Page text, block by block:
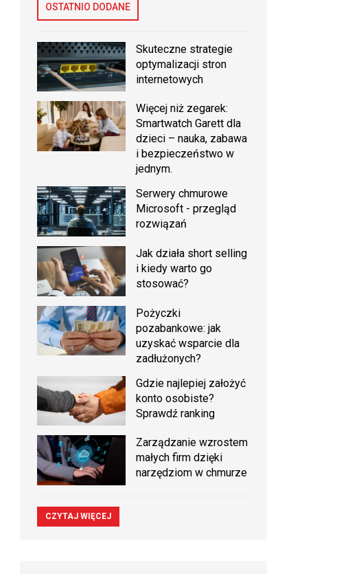
OSTATNIO DODANE
Skuteczne strategie
optymalizacji stron
internetowych
Więcej niż zegarek:
Smartwatch Garett dla
dzieci – nauka, zabawa
i bezpieczeństwo w
jednym.
Serwery chmurowe
Microsoft - przegląd
rozwiązań
Jak działa short selling
i kiedy warto go
stosować?
Pożyczki
pozabankowe: jak
uzyskać wsparcie dla
zadłużonych?
Gdzie najlepiej założyć
konto osobiste?
Sprawdź ranking
Zarządzanie wzrostem
małych firm dzięki
narzędziom w chmurze
CZYTAJ WIĘCEJ